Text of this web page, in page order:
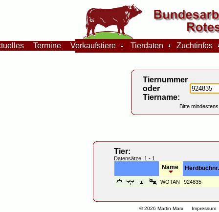
© 2026 Martin Marx Impressum
Termine Verkaufstiere Tierdaten Zuchtinfos
Tiernummer
oder
Tiername:
Bitte
Tier:
Datensätze: 1 - 1
Name Herdbuchnr.
WOTAN 924835